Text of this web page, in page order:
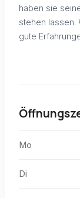
haben sie
stehen lassen.
gute
Mo
Di